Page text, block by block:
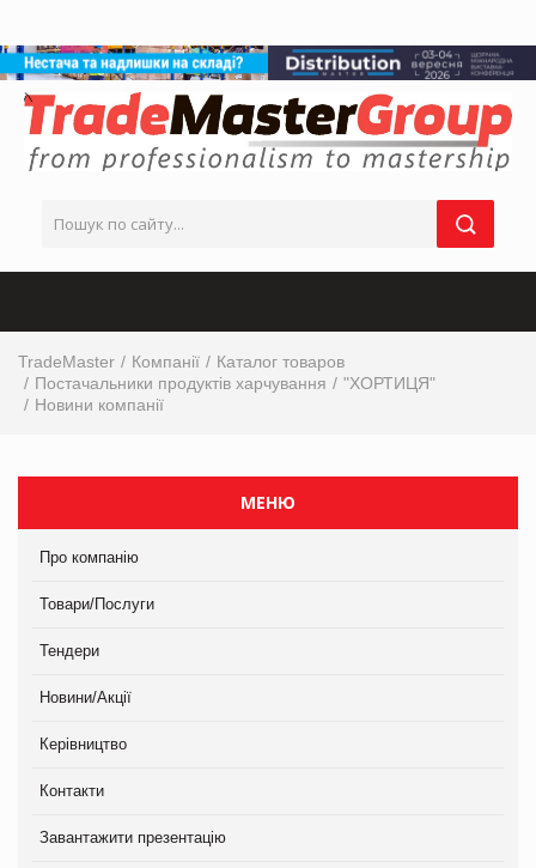
TradeMaster Компанії
Каталог товаров
Постачальники продуктів харчування
"ХОРТИЦЯ"
Новини компанії
МЕНЮ
Про компанію
Товари/Послуги
Тендери
Новини/Акції
Керівництво
Контакти
Завантажити презентацію